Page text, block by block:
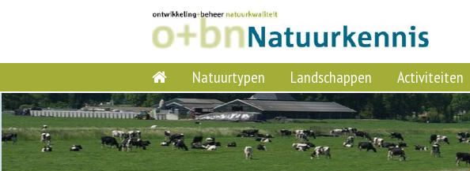
Natuurtypen Landschappen Activiteiten